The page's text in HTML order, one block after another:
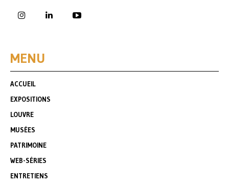
MENU
ACCUEIL
EXPOSITIONS
LOUVRE
MUSÉES
PATRIMOINE
WEB-SÉRIES
ENTRETIENS